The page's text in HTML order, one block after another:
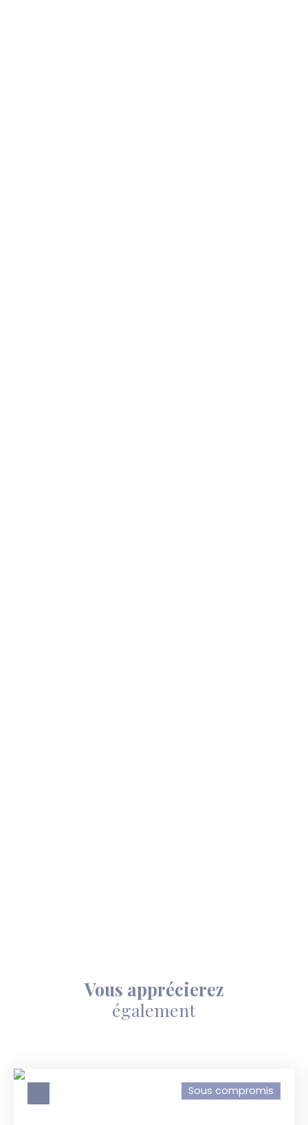
Vous apprécierez
également
Sous compromis